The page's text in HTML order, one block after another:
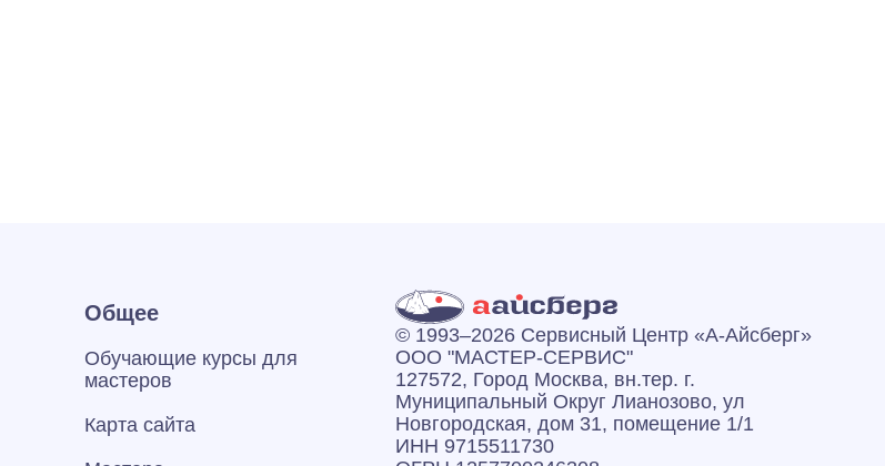
Общее
Обучающие курсы для
мастеров
Карта сайта
© 1993–2026 Сервисный Центр «А‑Айсберг»
ООО "МАСТЕР-СЕРВИС"
127572, Город Москва, вн.тер. г.
Муниципальный Округ Лианозово, ул
Новгородская, дом 31, помещение 1/1
ИНН 9715511730